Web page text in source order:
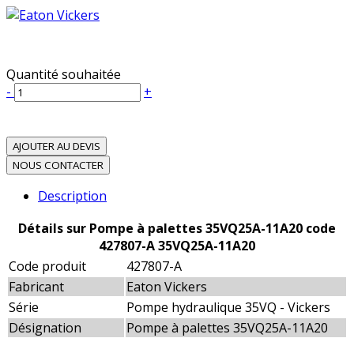
Quantité souhaitée
-
+
AJOUTER AU DEVIS
NOUS CONTACTER
Description
Détails sur Pompe à palettes 35VQ25A-11A20 code
427807-A 35VQ25A-11A20
Code produit
427807-A
Fabricant
Eaton Vickers
Série
Pompe hydraulique 35VQ - Vickers
Désignation
Pompe à palettes 35VQ25A-11A20